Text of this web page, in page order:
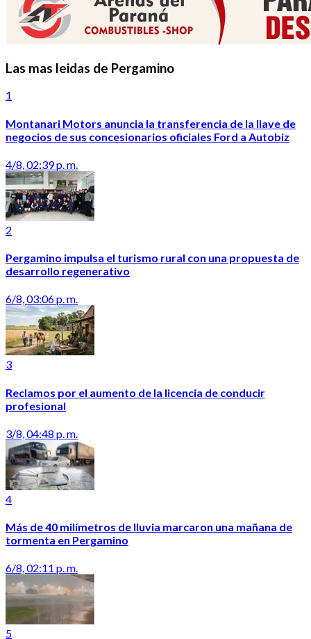
Las mas leidas de Pergamino
1
Montanari Motors anuncia la transferencia de la llave de
negocios de sus concesionarios oficiales Ford a Autobiz
4/8, 02:39 p. m.
2
Pergamino impulsa el turismo rural con una propuesta de
desarrollo regenerativo
6/8, 03:06 p. m.
3
Reclamos por el aumento de la licencia de conducir
profesional
3/8, 04:48 p. m.
4
Más de 40 milímetros de lluvia marcaron una mañana de
tormenta en Pergamino
6/8, 02:11 p. m.
5